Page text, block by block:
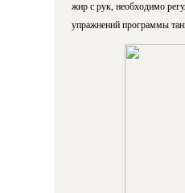
жир с рук, необходимо
упражнений программы